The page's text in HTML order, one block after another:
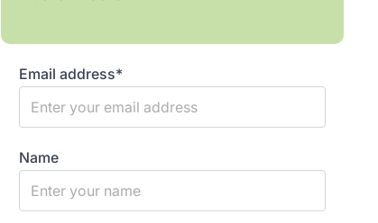
Email address*
Name